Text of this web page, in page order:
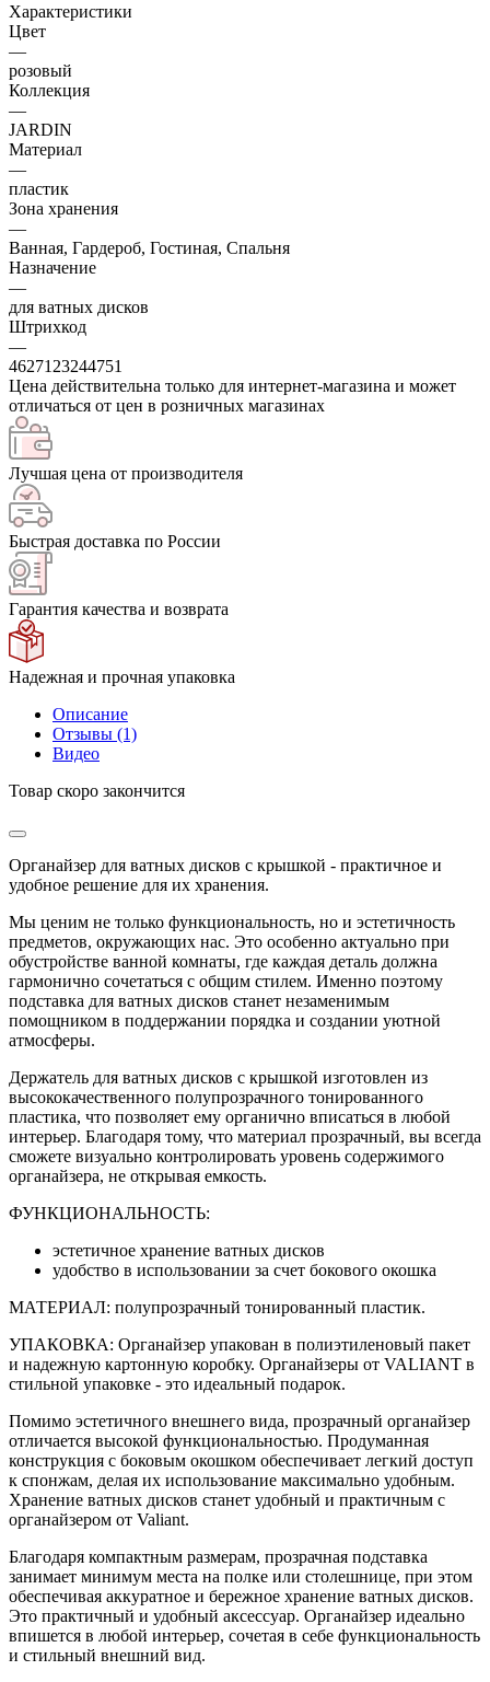
Характеристики
Цвет
—
розовый
Коллекция
—
JARDIN
Материал
—
пластик
Зона хранения
—
Ванная, Гардероб, Гостиная, Спальня
Назначение
—
для ватных дисков
Штрихкод
—
4627123244751
Цена действительна только для интернет-магазина и может
отличаться от цен в розничных магазинах
Лучшая цена от производителя
Быстрая доставка по России
Гарантия качества и возврата
Надежная и прочная упаковка
Описание
Отзывы (1)
Видео
Товар скоро закончится
Органайзер для ватных дисков с крышкой - практичное и
удобное решение для их хранения.
Мы ценим не только функциональность, но и эстетичность
предметов, окружающих нас. Это особенно актуально при
обустройстве ванной комнаты, где каждая деталь должна
гармонично сочетаться с общим стилем. Именно поэтому
подставка для ватных дисков станет незаменимым
помощником в поддержании порядка и создании уютной
атмосферы.
Держатель для ватных дисков с крышкой изготовлен из
высококачественного полупрозрачного тонированного
пластика, что позволяет ему органично вписаться в любой
интерьер. Благодаря тому, что материал прозрачный, вы всегда
сможете визуально контролировать уровень содержимого
органайзера, не открывая емкость.
ФУНКЦИОНАЛЬНОСТЬ:
эстетичное хранение ватных дисков
удобство в использовании за счет бокового окошка
МАТЕРИАЛ: полупрозрачный тонированный пластик.
УПАКОВКА: Органайзер упакован в полиэтиленовый пакет
и надежную картонную коробку. Органайзеры от VALIANT в
стильной упаковке - это идеальный подарок.
Помимо эстетичного внешнего вида, прозрачный органайзер
отличается высокой функциональностью. Продуманная
конструкция с боковым окошком обеспечивает легкий доступ
к спонжам, делая их использование максимально удобным.
Хранение ватных дисков станет удобный и практичным с
органайзером от Valiant.
Благодаря компактным размерам, прозрачная подставка
занимает минимум места на полке или столешнице, при этом
обеспечивая аккуратное и бережное хранение ватных дисков.
Это практичный и удобный аксессуар. Органайзер идеально
впишется в любой интерьер, сочетая в себе функциональность
и стильный внешний вид.